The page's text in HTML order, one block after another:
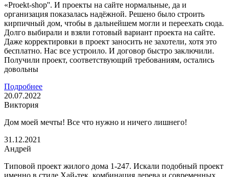
«Proekt-shop''. И проекты на сайте нормальные, да и
организация показалась надёжной. Решено было строить
кирпичный дом, чтобы в дальнейшем могли и переехать сюда.
Долго выбирали и взяли готовый вариант проекта на сайте.
Даже корректировки в проект заносить не захотели, хотя это
бесплатно. Нас все устроило. И договор быстро заключили.
Получили проект, соответствующий требованиям, остались
довольны
Подробнее
20.07.2022
Виктория
Дом моей мечты! Все что нужно и ничего лишнего!
31.12.2021
Андрей
Типовой проект жилого дома 1-247. Искали подобный проект
именно в стиле Хай-тек, комбинация дерева и современных